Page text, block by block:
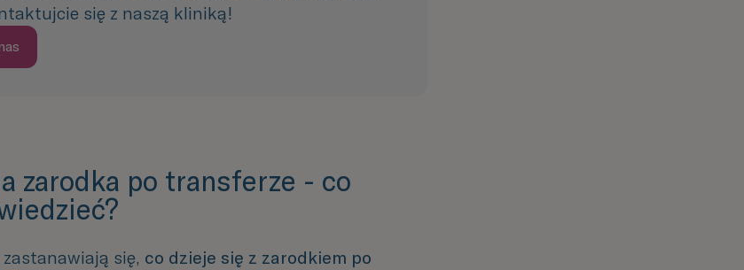
się z naszą kliniką!
zarodka po transferze - co
zastanawiają się, co dzieje się z zarodkiem po